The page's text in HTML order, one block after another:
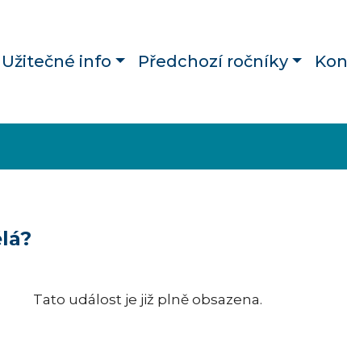
Užitečné info Předchozí ročníky
Tato událost je již plně obsazena.